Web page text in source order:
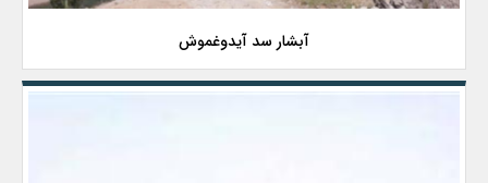
آبشار سد آیدوغموش